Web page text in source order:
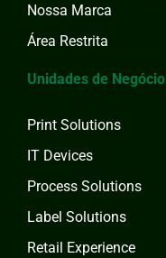
Nossa Marca
Área Restrita
Unidades de Negócio
Print Solutions
IT Devices
Process Solutions
Label Solutions
Retail Experience